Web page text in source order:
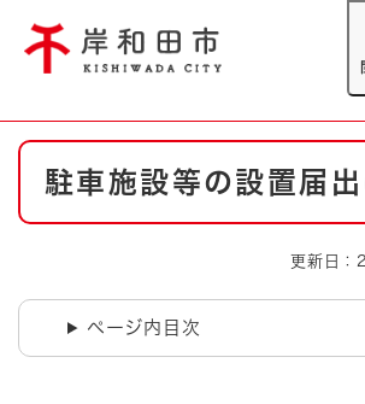
やさしい日本語
背景色変更 白 黒 青
防災・緊急情報 救急
ハザードマップ AED
本
駐車施設等の設置届
更新日
ページ内目次